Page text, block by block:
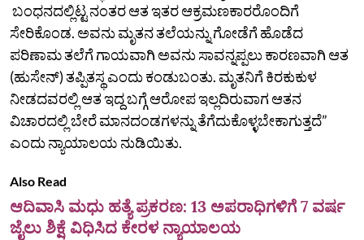
ಬಂಧನದಲ್ಲಿಟ್ಟ ನಂತರ ಆತ ಇತರ ಆಕ್ರಮಣಕಾರರೊಂದಿಗೆ
ಸೇರಿಕೊಂಡ. ಅವನು ಮೃತನ ತಲೆಯನ್ನು ಗೋಡೆಗೆ ಹೊಡೆದ
ಪರಿಣಾಮ ತಲೆಗೆ ಗಾಯವಾಗಿ ಅವನು ಸಾವನ್ನಪ್ಪಲು ಕಾರಣವಾಗಿ ಆತ
(ಹುಸೇನ್‌) ತಪ್ಪಿತಸ್ಥ ಎಂದು ಕಂಡುಬಂತು. ಮೃತನಿಗೆ ಕಿರಕುಕುಳ
ನೀಡದವರಲ್ಲಿ ಆತ ಇದ್ದ ಬಗ್ಗೆ ಆರೋಪ ಇಲ್ಲದಿರುವಾಗ ಆತನ
ವಿಚಾರದಲ್ಲಿ ಬೇರೆ ಮಾನದಂಡಗಳನ್ನು ತೆಗೆದುಕೊಳ್ಳಬೇಕಾಗುತ್ತದೆ”
ಎಂದು ನ್ಯಾಯಾಲಯ ನುಡಿಯಿತು.
Also Read
ಆದಿವಾಸಿ ಮಧು ಹತ್ಯೆ ಪ್ರಕರಣ: 13 ಅಪರಾಧಿಗಳಿಗೆ 7 ವರ್ಷ
ಜೈಲು ಶಿಕ್ಷೆ ವಿಧಿಸಿದ ಕೇರಳ ನ್ಯಾಯಾಲಯ